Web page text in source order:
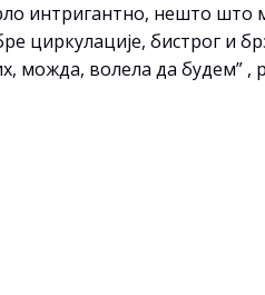
интригантно, нешто што
циркулације, бистрог и
можда, волела да будем” ,